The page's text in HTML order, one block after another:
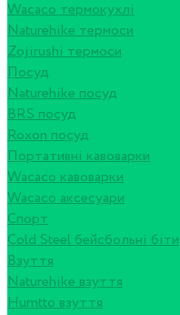
Wacaco термокухлі
Naturehike термоси
Zojirushi термоси
Посуд
Naturehike посуд
BRS посуд
Roxon посуд
Портативні кавоварки
Wacaco кавоварки
Wacaco аксесуари
Спорт
Cold Steel бейсбольні біти
Взуття
Naturehike взуття
Humtto взуття